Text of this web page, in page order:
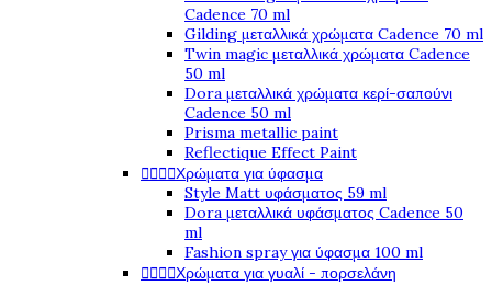
Cadence 70 ml
Gilding μεταλλικά χρώματα Cadence 70 ml
Twin magic μεταλλικά χρώματα Cadence
50 ml
Dora μεταλλικά χρώματα κερί-σαπούνι
Cadence 50 ml
Prisma metallic paint
Reflectique Effect Paint
Χρώματα για ύφασμα
Style Matt υφάσματος 59 ml
Dora μεταλλικά υφάσματος Cadence 50
ml
Fashion spray για ύφασμα 100 ml
Χρώματα για γυαλί - πορσελάνη